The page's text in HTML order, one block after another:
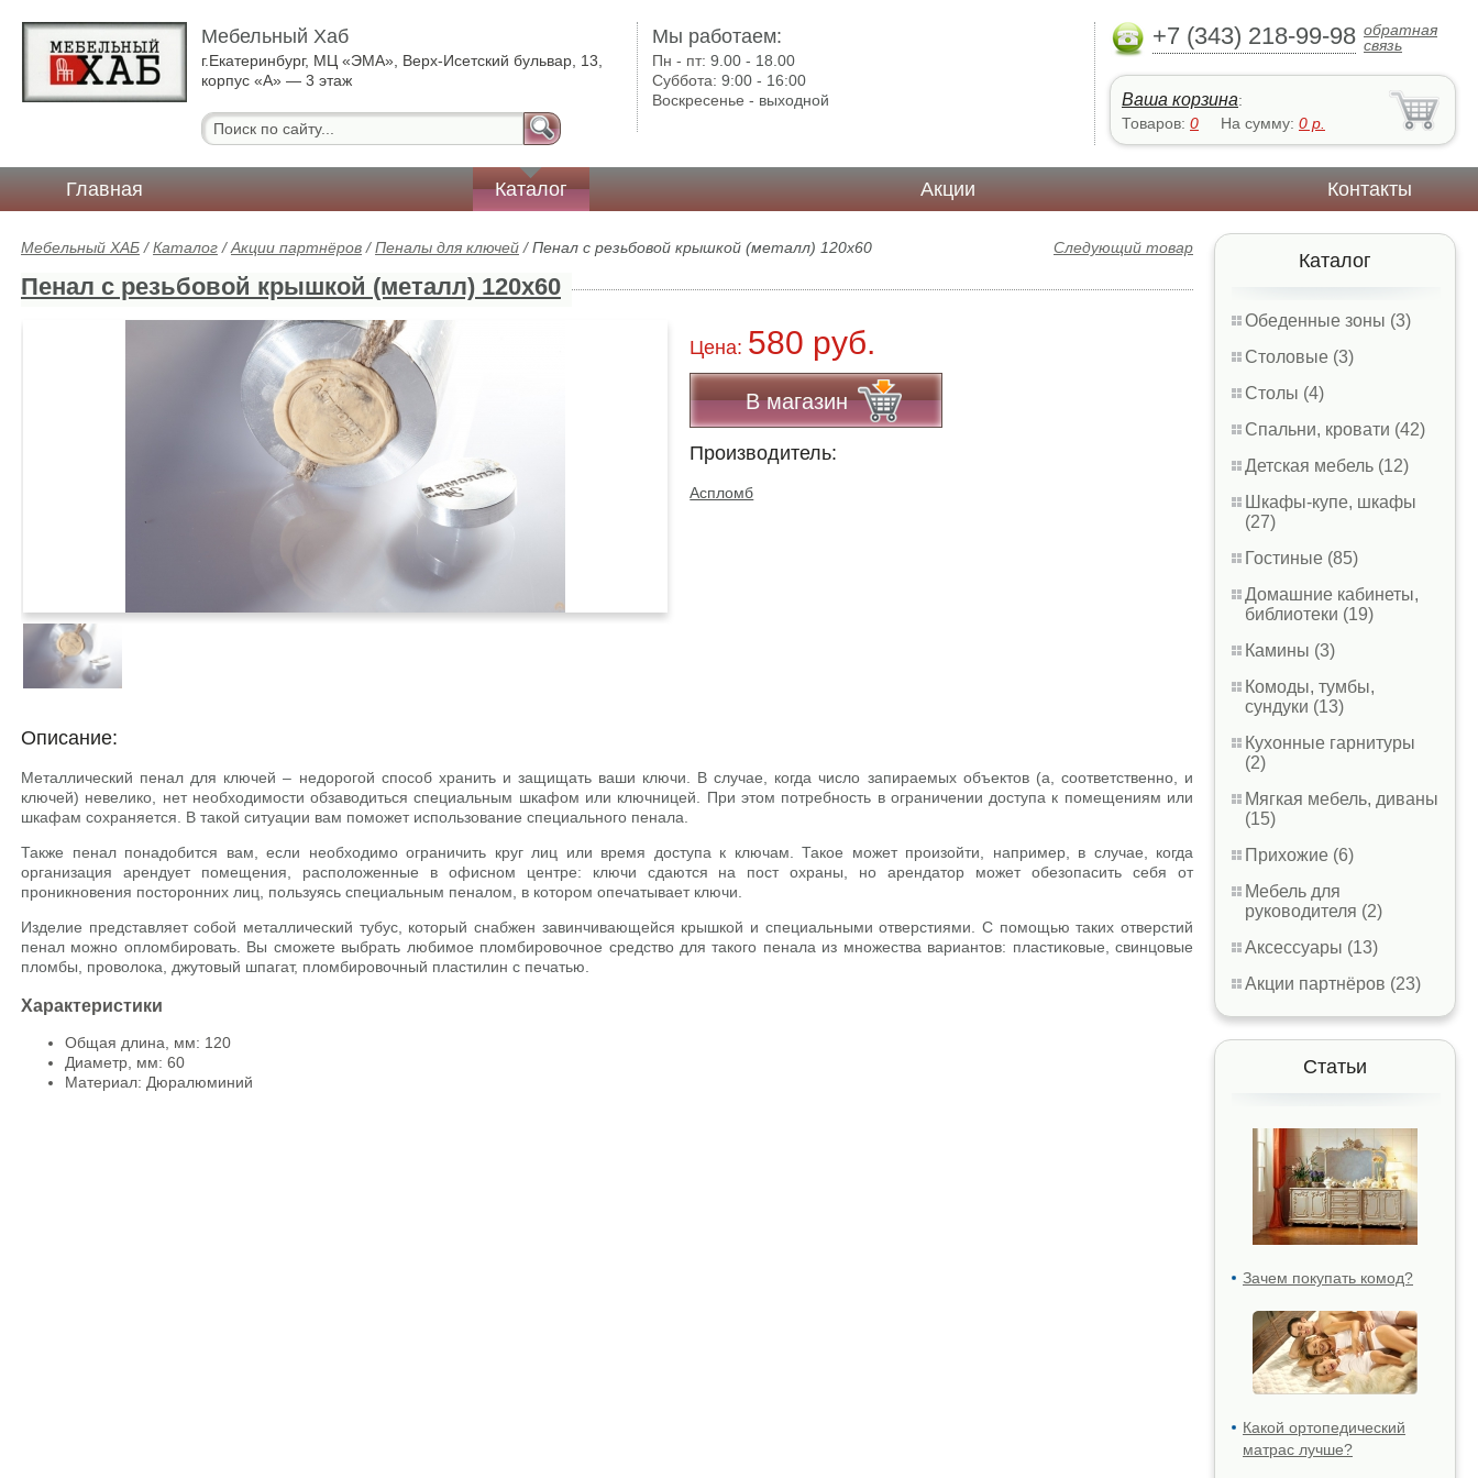
Мебельный Хаб
г.Екатеринбург, МЦ «ЭМА», Верх-Исетский бульвар, 13,
корпус «А» — 3 этаж
Мы работаем:
Пн - пт:9.00 - 18.00
Суббота:9:00 - 16:00
Воскресенье - выходной
+7 (343) 218-99-98 обратная
связь
Ваша корзина:
Товаров: 0 На сумму: 0 р.
Главная Каталог Акции Контакты
Каталог
Обеденные зоны (3)
Столовые (3)
Столы (4)
Спальни, кровати (42)
Детская мебель (12)
Шкафы-купе, шкафы
(27)
Гостиные (85)
Домашние кабинеты,
библиотеки (19)
Камины (3)
Комоды, тумбы,
сундуки (13)
Кухонные гарнитуры
(2)
Мягкая мебель, диваны
(15)
Прихожие (6)
Мебель для
руководителя (2)
Аксессуары (13)
Акции партнёров (23)
Статьи
Зачем покупать комод?
Какой ортопедический
матрас лучше?
Следующий товар
Мебельный ХАБ /Каталог /Акции партнёров /Пеналы для ключей /Пенал с резьбовой крышкой (металл) 120х60
Пенал с резьбовой крышкой (металл) 120х60
Цена: 580 руб.
В магазин
Производитель:
Аспломб
Описание:
Металлический пенал для ключей – недорогой способ хранить и защищать ваши ключи. В случае, когда число запираемых объектов (а, соответственно, и
ключей) невелико, нет необходимости обзаводиться специальным шкафом или ключницей. При этом потребность в ограничении доступа к помещениям или
шкафам сохраняется. В такой ситуации вам поможет использование специального пенала.
Также пенал понадобится вам, если необходимо ограничить круг лиц или время доступа к ключам. Такое может произойти, например, в случае, когда
организация арендует помещения, расположенные в офисном центре: ключи сдаются на пост охраны, но арендатор может обезопасить себя от
проникновения посторонних лиц, пользуясь специальным пеналом, в котором опечатывает ключи.
Изделие представляет собой металлический тубус, который снабжен завинчивающейся крышкой и специальными отверстиями. С помощью таких отверстий
пенал можно опломбировать. Вы сможете выбрать любимое пломбировочное средство для такого пенала из множества вариантов: пластиковые, свинцовые
пломбы, проволока, джутовый шпагат, пломбировочный пластилин с печатью.
Характеристики
Общая длина, мм: 120
Диаметр, мм: 60
Материал: Дюралюминий